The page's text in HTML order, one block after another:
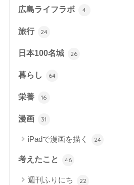
広島ライフラボ 4
旅行 24
日本100名城 26
暮らし 64
栄養 16
漫画 31
iPadで漫画を描く 24
考えたこと 46
週刊ふりにち 22